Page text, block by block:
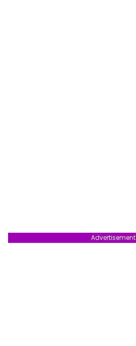
Advertisement